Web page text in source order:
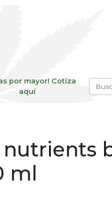
por mayor! Cotiza
aquí
ml